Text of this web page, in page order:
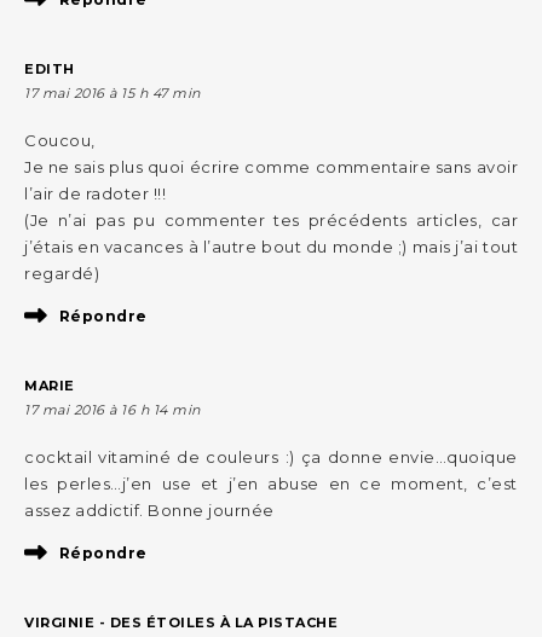
EDITH
17 mai 2016 à 15 h 47 min
Coucou,
Je ne sais plus quoi écrire comme commentaire sans avoir
l’air de radoter !!!
(Je n’ai pas pu commenter tes précédents articles, car
j’étais en vacances à l’autre bout du monde ;) mais j’ai tout
regardé)
Répondre
MARIE
17 mai 2016 à 16 h 14 min
cocktail vitaminé de couleurs :) ça donne envie…quoique
les perles…j’en use et j’en abuse en ce moment, c’est
assez addictif. Bonne journée
Répondre
VIRGINIE - DES ÉTOILES À LA PISTACHE